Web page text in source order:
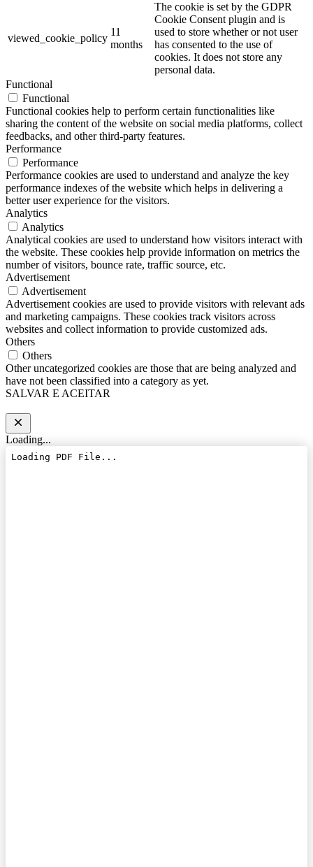
viewed_cookie_policy
11
months
The cookie is set by the GDPR
Cookie Consent plugin and is
used to store whether or not user
has consented to the use of
cookies. It does not store any
personal data.
Functional
Functional
Functional cookies help to perform certain functionalities like
sharing the content of the website on social media platforms, collect
feedbacks, and other third-party features.
Performance
Performance
Performance cookies are used to understand and analyze the key
performance indexes of the website which helps in delivering a
better user experience for the visitors.
Analytics
Analytics
Analytical cookies are used to understand how visitors interact with
the website. These cookies help provide information on metrics the
number of visitors, bounce rate, traffic source, etc.
Advertisement
Advertisement
Advertisement cookies are used to provide visitors with relevant ads
and marketing campaigns. These cookies track visitors across
websites and collect information to provide customized ads.
Others
Others
Other uncategorized cookies are those that are being analyzed and
have not been classified into a category as yet.
SALVAR E ACEITAR
Loading...